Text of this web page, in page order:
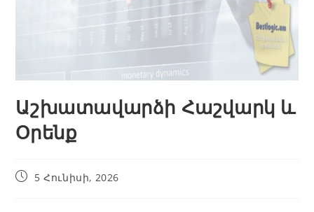
Աշխատավարձի Հաշվարկ և
Օրենք
5 Հունիսի, 2026